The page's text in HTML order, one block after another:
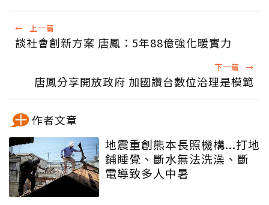
← 上一篇
談社會創新方案 唐鳳：5年88億強化暖實力
下一篇 →
唐鳳分享開放政府 加國讚台數位治理是模範
作者文章
地震重創熊本長照機構...打地
鋪睡覺、斷水無法洗澡、斷
電導致多人中暑